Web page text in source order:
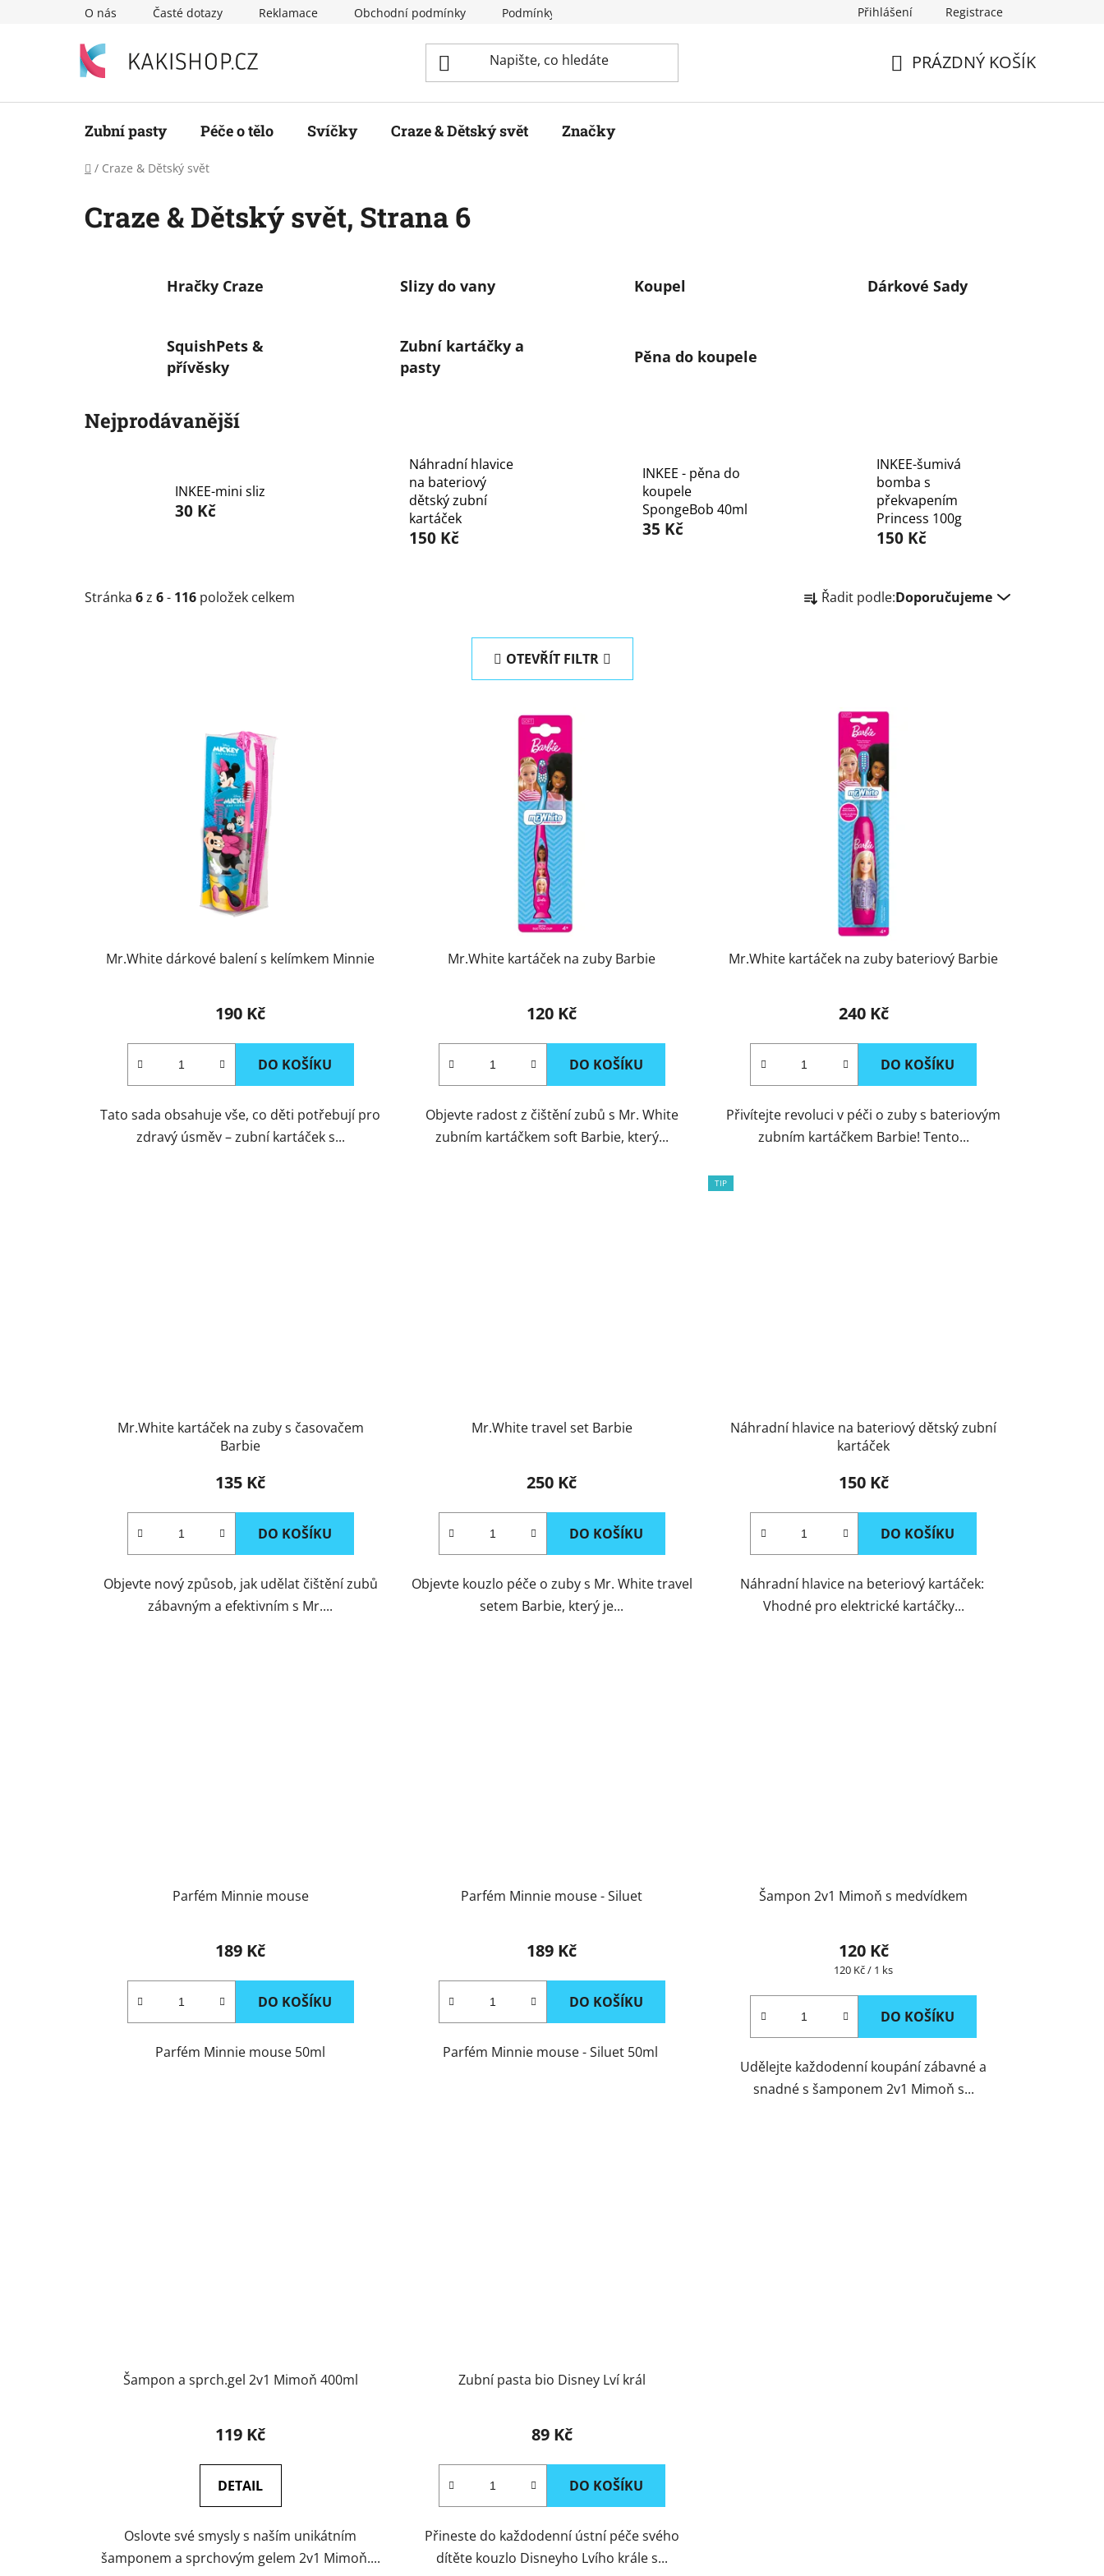
O nás Časté dotazy Reklamace Obchodní podmínky Podmínky ochrany osobních údajů Přihlášení Registrace
PRÁZDNÝ KOŠÍK
Zubní pasty Péče o tělo Svíčky Craze & Dětský svět Značky
Domů
/ Craze & Dětský svět
Craze & Dětský svět, Strana 6
Hračky Craze Slizy do vany Koupel Dárkové Sady
SquishPets &
přívěsky
Zubní kartáčky a
pasty
Pěna do koupele
Nejprodávanější
INKEE-mini sliz
30 Kč
Náhradní hlavice
na bateriový
dětský zubní
kartáček
150 Kč
INKEE - pěna do
koupele
SpongeBob 40ml
35 Kč
INKEE-šumivá
bomba s
překvapením
Princess 100g
150 Kč
Stránka 6z 6- 116 položek celkem
Ř
a Řadit podle:Doporučujeme
OTEVŘÍT FILTR
Mr.White dárkové balení s kelímkem Minnie
190 Kč
DO KOŠÍKU
Tato sada obsahuje vše, co děti potřebují pro
zdravý úsměv – zubní kartáček s...
Mr.White kartáček na zuby Barbie
120 Kč
DO KOŠÍKU
Objevte radost z čištění zubů s Mr. White
zubním kartáčkem soft Barbie, který...
Mr.White kartáček na zuby bateriový Barbie
240 Kč
DO KOŠÍKU
Přivítejte revoluci v péči o zuby s bateriovým
zubním kartáčkem Barbie! Tento...
Mr.White kartáček na zuby s časovačem
Barbie
135 Kč
DO KOŠÍKU
Objevte nový způsob, jak udělat čištění zubů
zábavným a efektivním s Mr....
Mr.White travel set Barbie
250 Kč
DO KOŠÍKU
Objevte kouzlo péče o zuby s Mr. White travel
setem Barbie, který je...
TIP
Náhradní hlavice na bateriový dětský zubní
kartáček
150 Kč
DO KOŠÍKU
Náhradní hlavice na beteriový kartáček:
Vhodné pro elektrické kartáčky...
Parfém Minnie mouse
189 Kč
DO KOŠÍKU
Parfém Minnie mouse 50ml
Parfém Minnie mouse - Siluet
189 Kč
DO KOŠÍKU
Parfém Minnie mouse - Siluet 50ml
Šampon 2v1 Mimoň s medvídkem
120 Kč
Měrná
120 Kč / 1 ks
DO KOŠÍKU
Udělejte každodenní koupání zábavné a
snadné s šamponem 2v1 Mimoň s...
Šampon a sprch.gel 2v1 Mimoň 400ml
119 Kč
DETAIL
Oslovte své smysly s naším unikátním
šamponem a sprchovým gelem 2v1 Mimoň....
Zubní pasta bio Disney Lví král
89 Kč
DO KOŠÍKU
Přineste do každodenní ústní péče svého
dítěte kouzlo Disneyho Lvího krále s...